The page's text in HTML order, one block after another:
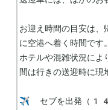
お迎え時間の目安は
に空港へ着く時間です。
ホテルや混雑状況によ
間は行きの送迎時に現
✈️ セブを出発（